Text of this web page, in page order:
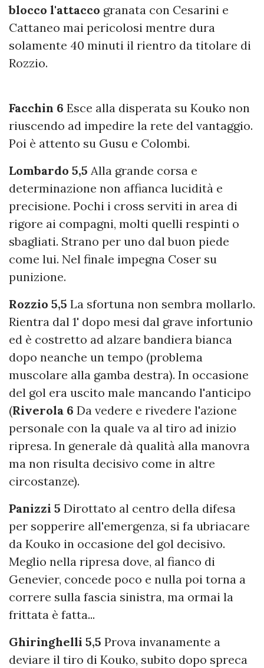
blocco l'attacco granata con Cesarini e
Cattaneo mai pericolosi mentre dura
solamente 40 minuti il rientro da titolare di
Rozzio.
Facchin 6 Esce alla disperata su Kouko non
riuscendo ad impedire la rete del vantaggio.
Poi è attento su Gusu e Colombi.
Lombardo 5,5 Alla grande corsa e
determinazione non affianca lucidità e
precisione. Pochi i cross serviti in area di
rigore ai compagni, molti quelli respinti o
sbagliati. Strano per uno dal buon piede
come lui. Nel finale impegna Coser su
punizione.
Rozzio 5,5 La sfortuna non sembra mollarlo.
Rientra dal 1' dopo mesi dal grave infortunio
ed è costretto ad alzare bandiera bianca
dopo neanche un tempo (problema
muscolare alla gamba destra). In occasione
del gol era uscito male mancando l'anticipo
(Riverola 6 Da vedere e rivedere l'azione
personale con la quale va al tiro ad inizio
ripresa. In generale dà qualità alla manovra
ma non risulta decisivo come in altre
circostanze).
Panizzi 5 Dirottato al centro della difesa
per sopperire all'emergenza, si fa ubriacare
da Kouko in occasione del gol decisivo.
Meglio nella ripresa dove, al fianco di
Genevier, concede poco e nulla poi torna a
correre sulla fascia sinistra, ma ormai la
frittata è fatta...
Ghiringhelli 5,5 Prova invanamente a
deviare il tiro di Kouko, subito dopo spreca